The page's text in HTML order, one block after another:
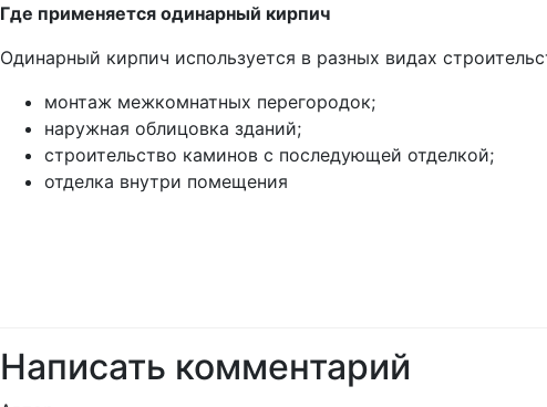
Где применяется одинарный кирпич
Одинарный кирпич используется в разных видах
монтаж межкомнатных перегородок;
наружная облицовка зданий;
строительство каминов с последующей отделкой;
отделка внутри помещения
Написать комментарий